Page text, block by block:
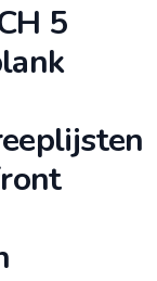
200 mm greeplij
5